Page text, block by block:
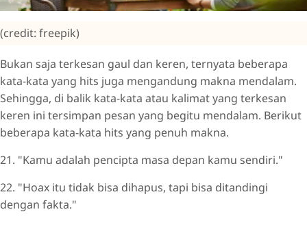
(credit: freepik)
Bukan saja terkesan gaul dan keren, ternyata beberapa
kata-kata yang hits juga mengandung makna mendalam.
Sehingga, di balik kata-kata atau kalimat yang terkesan
keren ini tersimpan pesan yang begitu mendalam. Berikut
beberapa kata-kata hits yang penuh makna.
21. "Kamu adalah pencipta masa depan kamu sendiri."
22. "Hoax itu tidak bisa dihapus, tapi bisa ditandingi
dengan fakta."